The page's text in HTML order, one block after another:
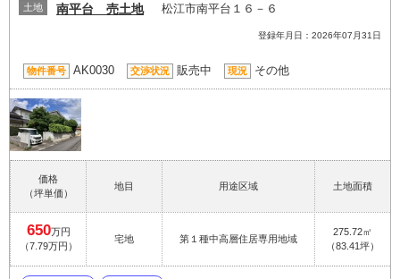
土地 南平台 売土地 松江市南平台１６－６
登録年月日：2026年07月31日
物件番号 AK0030 交渉状況 販売中 現況 その他
価格
（坪単価）
地目 用途区域 土地面積
650万円
（7.79万円）
宅地 第１種中高層住居専用地域
275.72㎡
（83.41坪）